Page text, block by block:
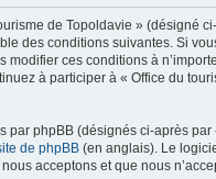
de Topoldavie » (désigné
des conditions suivantes. Si
modifier ces conditions à
à participer à « Office du
par phpBB (désignés ci-après
de phpBB (en anglais). Le
acceptons et que nous